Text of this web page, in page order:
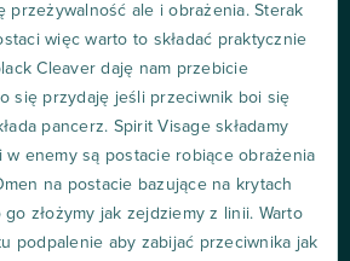
przeżywalność ale i obrażenia. Sterak
więc warto to składać praktycznie
Cleaver daję nam przebicie
się przydaję jeśli przeciwnik boi się
pancerz. Spirit Visage składamy
w enemy są postacie robiące obrażenia
na postacie bazujące na krytach
złożymy jak zejdziemy z linii. Warto
podpalenie aby zabijać przeciwnika jak